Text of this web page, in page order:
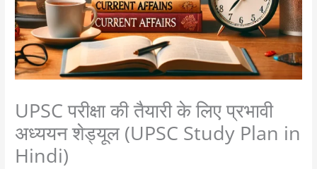
UPSC परीक्षा की तैयारी के लिए प्रभावी
अध्ययन शेड्यूल (UPSC Study Plan in
Hindi)